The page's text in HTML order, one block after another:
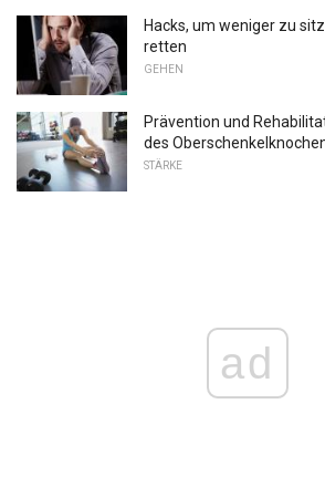
Hacks, um weniger zu
retten
GEHEN
Prävention und
des
STÄRKE
ad